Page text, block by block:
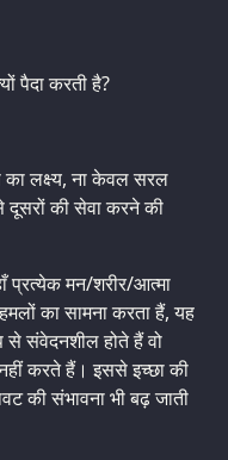
पैदा करती है?
का लक्ष्य, ना केवल सरल
दूसरों की सेवा करने की
प्रत्येक मन/शरीर/आत्मा
का सामना करता हैं, यह
संवेदनशील होते हैं वो
करते हैं। इससे इच्छा की
की संभावना भी बढ़ जाती